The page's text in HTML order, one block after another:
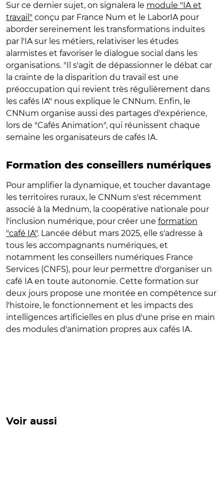
Sur ce dernier sujet, on signalera le module "IA et
travail" conçu par France Num et le LaborIA pour
aborder sereinement les transformations induites
par l'IA sur les métiers, relativiser les études
alarmistes et favoriser le dialogue social dans les
organisations. "Il s'agit de dépassionner le débat car
la crainte de la disparition du travail est une
préoccupation qui revient très régulièrement dans
les cafés IA" nous explique le CNNum. Enfin, le
CNNum organise aussi des partages d'expérience,
lors de "Cafés Animation", qui réunissent chaque
semaine les organisateurs de cafés IA.
Formation des conseillers numériques
Pour amplifier la dynamique, et toucher davantage
les territoires ruraux, le CNNum s'est récemment
associé à la Mednum, la coopérative nationale pour
l'inclusion numérique, pour créer une formation
"café IA". Lancée début mars 2025, elle s'adresse à
tous les accompagnants numériques, et
notamment les conseillers numériques France
Services (CNFS), pour leur permettre d'organiser un
café IA en toute autonomie. Cette formation sur
deux jours propose une montée en compétence sur
l'histoire, le fonctionnement et les impacts des
intelligences artificielles en plus d'une prise en main
des modules d'animation propres aux cafés IA.
Voir aussi